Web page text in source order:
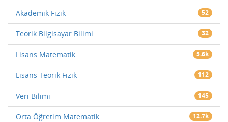
Akademik Fizik 52
Teorik Bilgisayar Bilimi 32
Lisans Matematik 5.6k
Lisans Teorik Fizik 112
Veri Bilimi 145
Orta Öğretim Matematik 12.7k